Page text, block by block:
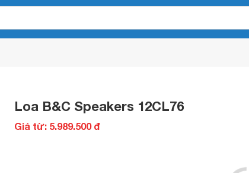
Loa B&C Speakers 12CL76
Giá từ: 5.989.500 đ